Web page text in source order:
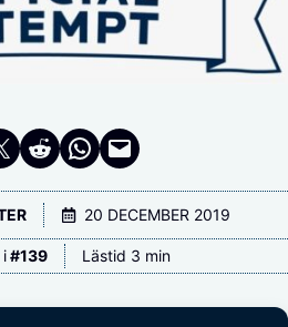
på Twitter
Dela på RedditDela i WhatsApp
Maila en länk
20 DECEMBER 2019
i #139 Lästid 3 min